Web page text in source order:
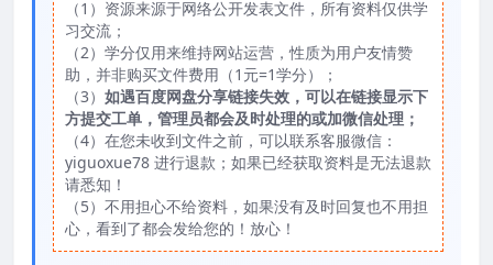
（1）资源来源于网络公开发表文件，所有资料仅供学
习交流；
（2）学分仅用来维持网站运营，性质为用户友情赞
助，并非购买文件费用（1元=1学分）；
（3） 如遇百度网盘分享链接失效，可以在链接显示下
方提交工单，管理员都会及时处理的或加微信处理；
（4）在您未收到文件之前，可以联系客服微信：
yiguoxue78 进行退款；如果已经获取资料是无法退款
请悉知！
（5）不用担心不给资料，如果没有及时回复也不用担
心，看到了都会发给您的！放心！